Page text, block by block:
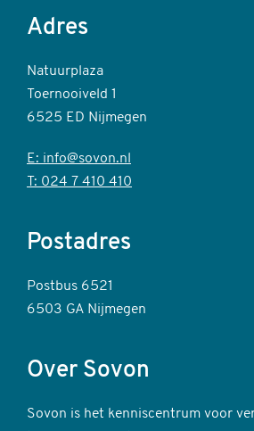
Adres
Natuurplaza
Toernooiveld 1
6525 ED Nijmegen
E: info@sovon.nl
T: 024 7 410 410
Postadres
Postbus 6521
6503 GA Nijmegen
Over Sovon
Sovon is het kenniscentrum voor